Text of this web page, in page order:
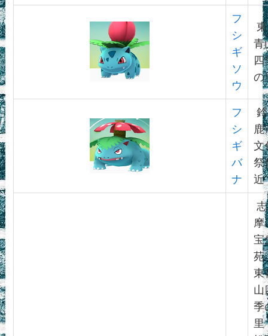
フ
シ
ギ
ソ
ウ
東
青
四
の
フ
シ
ギ
バ
ナ
鈴
鹿
文
祭
近
志
摩
宝
苑
東
山
季
里